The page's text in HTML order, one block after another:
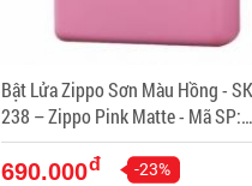
Bật Lửa Zippo Sơn Màu Hồng -
238 – Zippo Pink Matte - Mã SP:
ZPC1264
690.000đ -23%